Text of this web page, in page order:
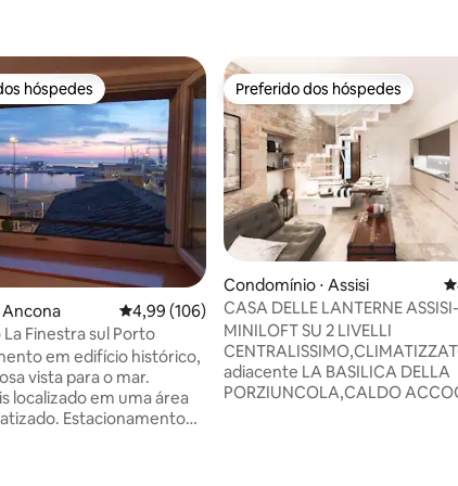
de 5, 78 avaliações
preferidos dos hóspedes
hóspedes
Ancona 4,99 de uma avaliação média de 5, 106
4,99 (106)
Finestra sul Porto
em edifício histórico,
vista para o mar.
localizado em uma área
Preferido dos hóspedes
Preferido dos hóspedes
Condomínio ⋅ Assisi
CASA DELLE LANTERNE
TRATADA
MINILOFT SU 2 LIVELLI
adiacente LA BASILICA DELLA
PORZIUNCOLA,CALDO